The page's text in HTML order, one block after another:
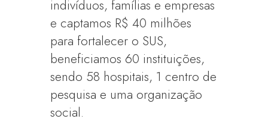
indivíduos, famílias e empresas
e captamos R$ 40 milhões
para fortalecer o SUS,
beneficiamos 60 instituições,
sendo 58 hospitais, 1 centro de
pesquisa e uma organização
social.